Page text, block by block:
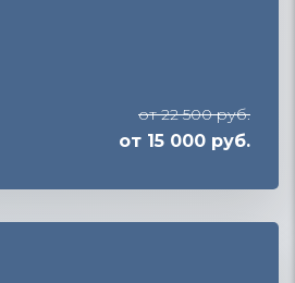
от 22 500 руб.
от 15 000 руб.